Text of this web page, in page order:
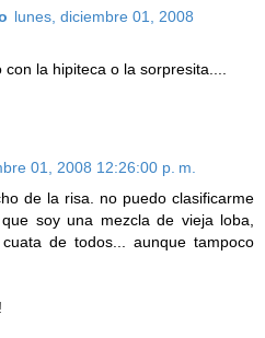
lunes, diciembre 01, 2008
la hipiteca o la sorpresita....
01, 2008 12:26:00 p. m.
de la risa. no puedo clasificarme
soy una mezcla de vieja loba,
de todos... aunque tampoco